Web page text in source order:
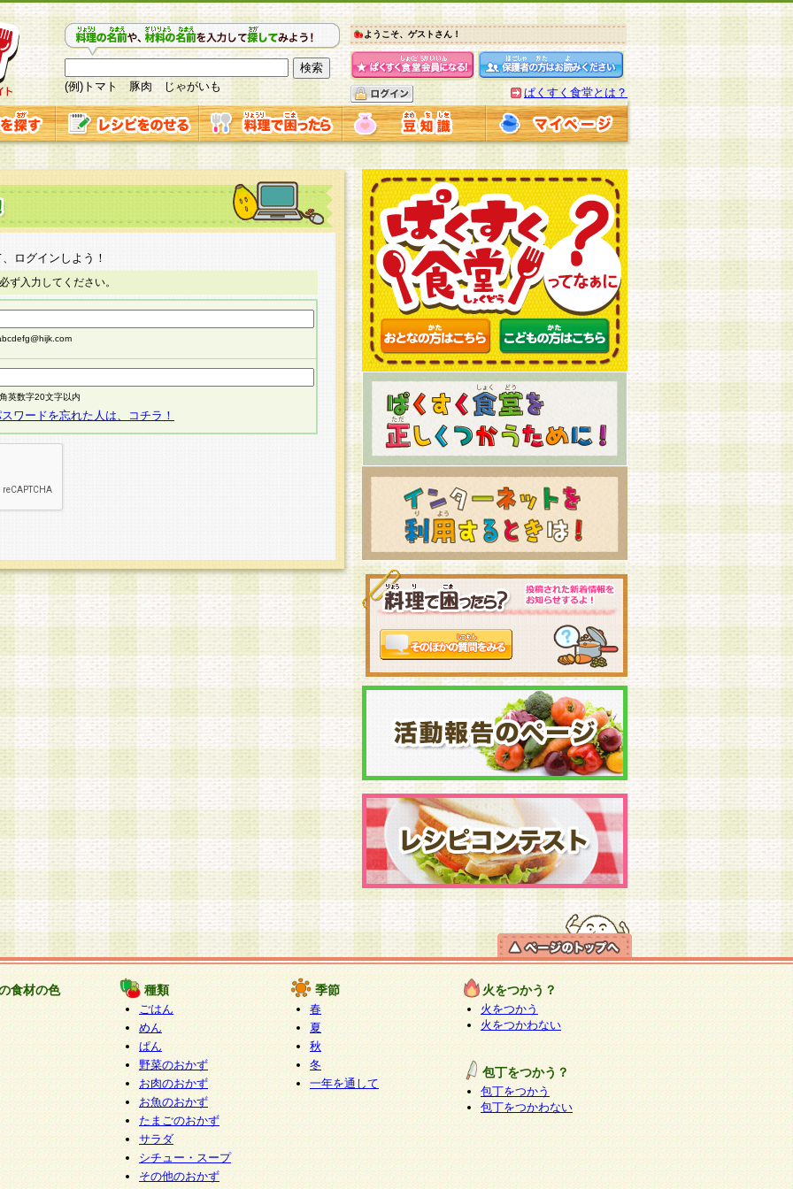
(例)トマト 豚肉 じゃがいも
ようこそ、ゲストさん！
ぱくすく食堂とは？
ログインしよう！
ず入力してください。
英数字20文字以内
ワードを忘れた人は、コチラ！
食材の色 種類
ごはん
めん
ぱん
野菜のおかず
お肉のおかず
お魚のおかず
たまごのおかず
サラダ
シチュー・スープ
その他のおかず
季節
春
夏
秋
冬
一年を通して
火をつかう？
火をつかう
火をつかわない
包丁をつかう？
包丁をつかう
包丁をつかわない